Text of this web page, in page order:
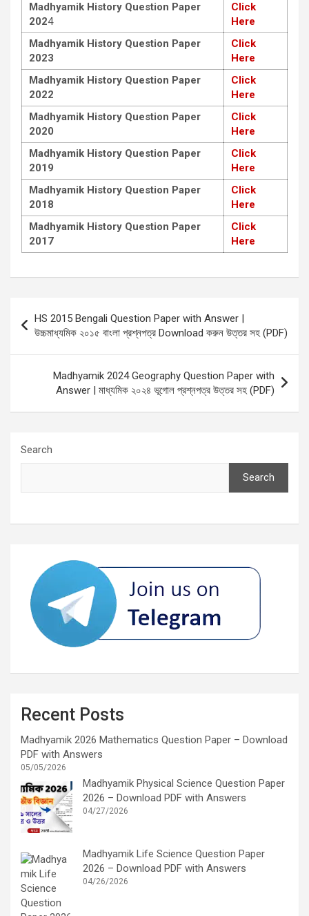
Madhyamik History Question Paper
2024
Click
Here
Madhyamik History Question Paper
2023
Click
Here
Madhyamik History Question Paper
2022
Click
Here
Madhyamik History Question Paper
2020
Click
Here
Madhyamik History Question Paper
2019
Click
Here
Madhyamik History Question Paper
2018
Click
Here
Madhyamik History Question Paper
2017
Click
Here
navigation
HS 2015 Bengali Question Paper with Answer |
উচ্চমাধ্যমিক ২০১৫ বাংলা প্রশ্নপত্র Download করুন উত্তর সহ (PDF)
Madhyamik 2024 Geography Question Paper with
Answer | মাধ্যমিক ২০২৪ ভূগোল প্রশ্নপত্র উত্তর সহ (PDF)
Search
Search
Recent Posts
Madhyamik 2026 Mathematics Question Paper – Download
PDF with Answers
05/05/2026
Madhyamik Physical Science Question Paper
2026 – Download PDF with Answers
04/27/2026
Madhyamik Life Science Question Paper
2026 – Download PDF with Answers
04/26/2026